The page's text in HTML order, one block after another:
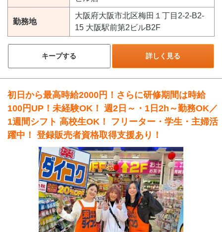
勤務地
大阪府大阪市北区梅田１丁目2-2-B2-
15 大阪駅前第2ビルB2F
キープする 詳しく見る
初日から最高時給2000円！さらに研修期間は時給
100円UP！未経験OK！ 週2日～・1日2h～勤務OK／
1週間シフト 高校生OK！ フリーター・学生・主婦活
躍中！ 登録販売者資格取得支援あり！